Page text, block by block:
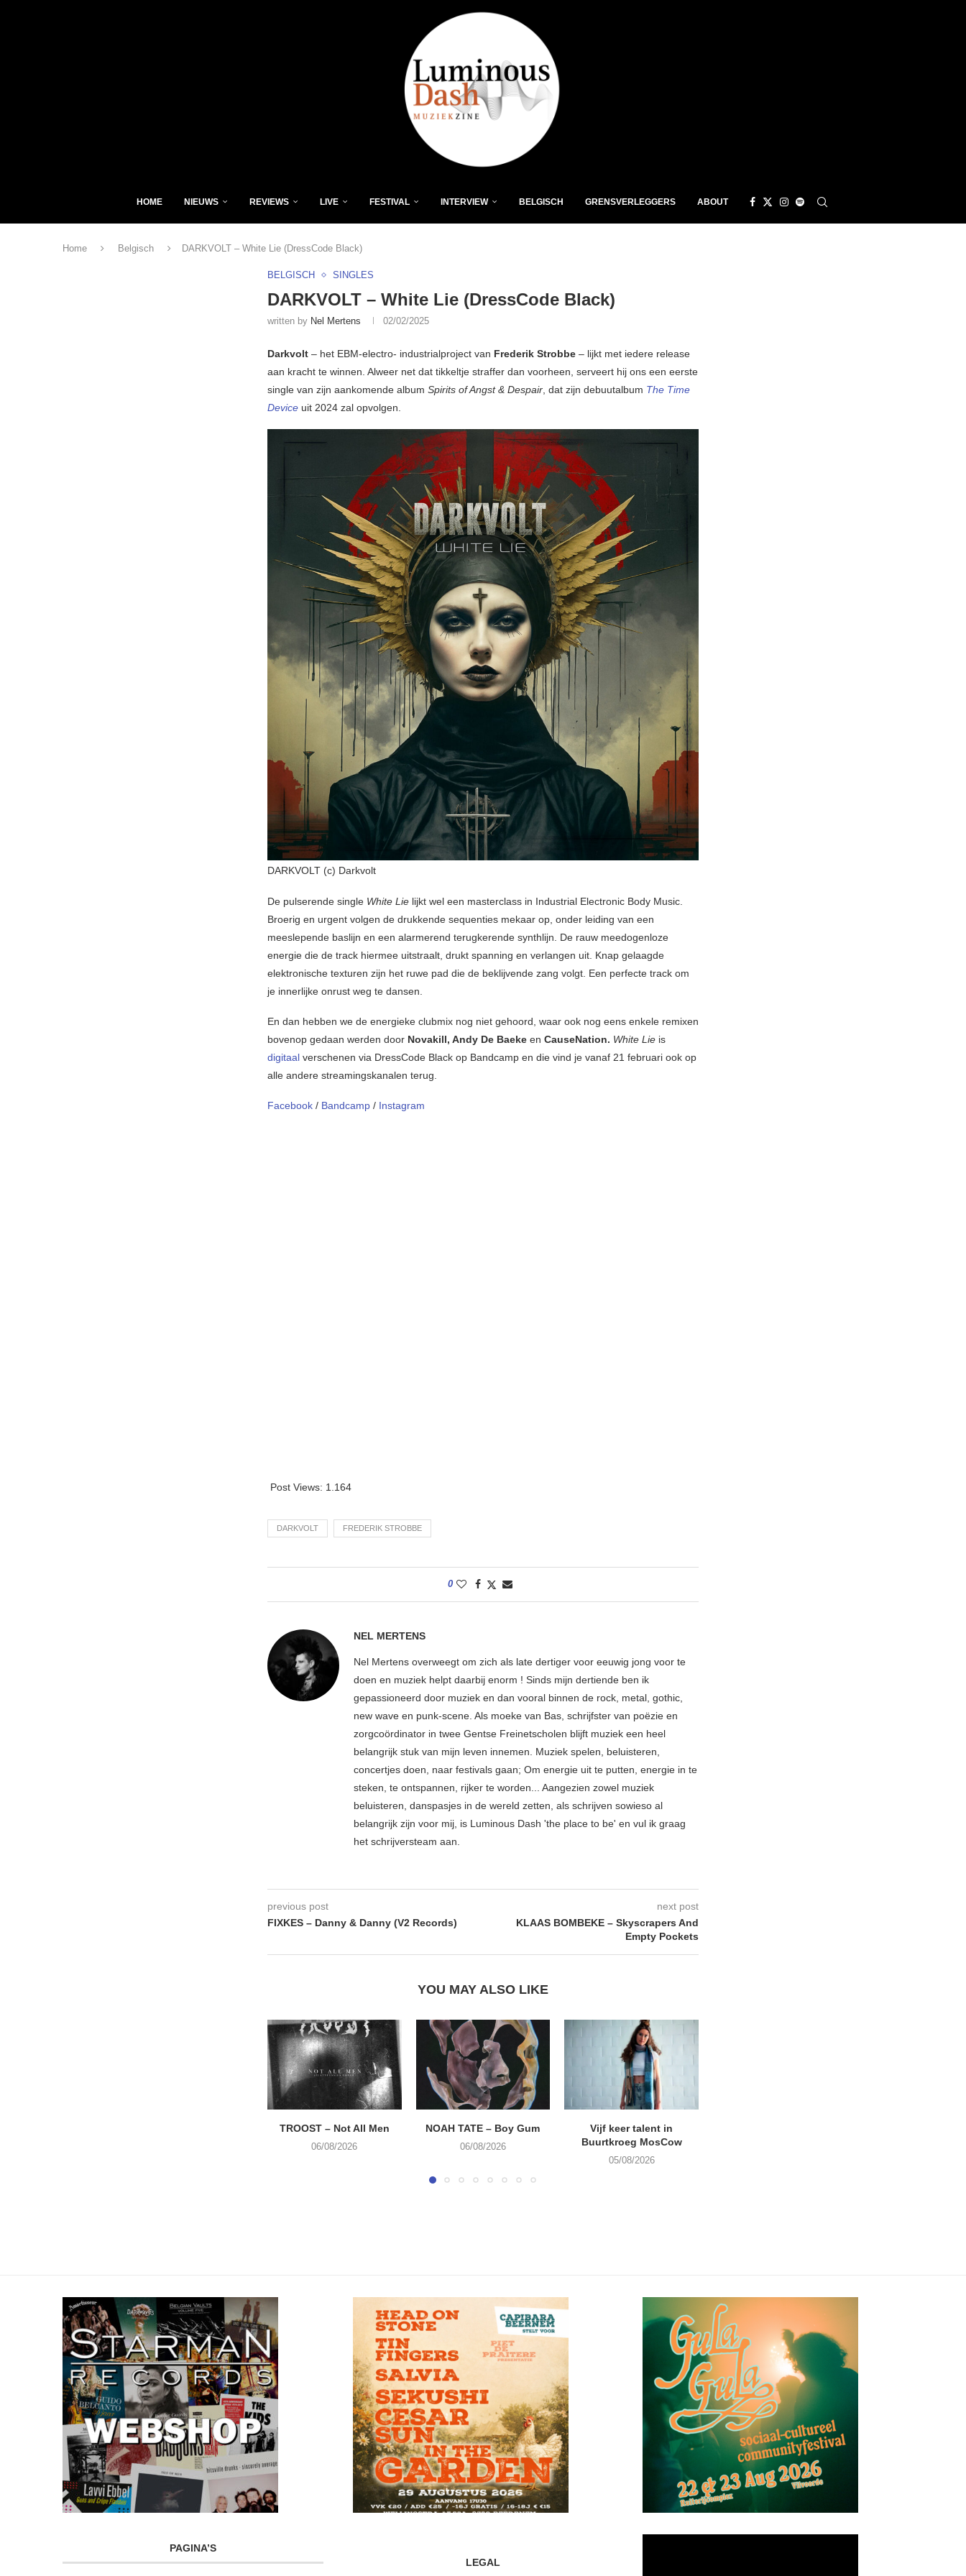
HOME NIEUWS REVIEWS LIVE FESTIVAL INTERVIEW BELGISCH GRENSVERLEGGERS ABOUT
Home Belgisch DARKVOLT – White Lie (DressCode Black)
BELGISCH SINGLES
DARKVOLT – White Lie (DressCode Black)
written by Nel Mertens 02/02/2025
Darkvolt – het EBM-electro- industrialproject van Frederik Strobbe – lijkt met iedere release
aan kracht te winnen. Alweer net dat tikkeltje straffer dan voorheen, serveert hij ons een eerste
single van zijn aankomende album Spirits of Angst & Despair, dat zijn debuutalbum The Time
Device uit 2024 zal opvolgen.
DARKVOLT (c) Darkvolt
De pulserende single White Lie lijkt wel een masterclass in Industrial Electronic Body Music.
Broerig en urgent volgen de drukkende sequenties mekaar op, onder leiding van een
meeslepende baslijn en een alarmerend terugkerende synthlijn. De rauw meedogenloze
energie die de track hiermee uitstraalt, drukt spanning en verlangen uit. Knap gelaagde
elektronische texturen zijn het ruwe pad die de beklijvende zang volgt. Een perfecte track om
je innerlijke onrust weg te dansen.
En dan hebben we de energieke clubmix nog niet gehoord, waar ook nog eens enkele remixen
bovenop gedaan werden door Novakill, Andy De Baeke en CauseNation. White Lie is
digitaal verschenen via DressCode Black op Bandcamp en die vind je vanaf 21 februari ook op
alle andere streamingskanalen terug.
Facebook / Bandcamp / Instagram
Post Views: 1.164
DARKVOLT FREDERIK STROBBE
0
NEL MERTENS
Nel Mertens overweegt om zich als late dertiger voor eeuwig jong voor te
doen en muziek helpt daarbij enorm ! Sinds mijn dertiende ben ik
gepassioneerd door muziek en dan vooral binnen de rock, metal, gothic,
new wave en punk-scene. Als moeke van Bas, schrijfster van poëzie en
zorgcoördinator in twee Gentse Freinetscholen blijft muziek een heel
belangrijk stuk van mijn leven innemen. Muziek spelen, beluisteren,
concertjes doen, naar festivals gaan; Om energie uit te putten, energie in te
steken, te ontspannen, rijker te worden... Aangezien zowel muziek
beluisteren, danspasjes in de wereld zetten, als schrijven sowieso al
belangrijk zijn voor mij, is Luminous Dash 'the place to be' en vul ik graag
het schrijversteam aan.
previous post
FIXKES – Danny & Danny (V2 Records)
next post
KLAAS BOMBEKE – Skyscrapers And
Empty Pockets
YOU MAY ALSO LIKE
TROOST – Not All Men
06/08/2026
NOAH TATE – Boy Gum
06/08/2026
Vijf keer talent in
Buurtkroeg MosCow
05/08/2026
PAGINA’S
LEGAL